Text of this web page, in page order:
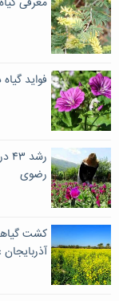
فواید
رضوی